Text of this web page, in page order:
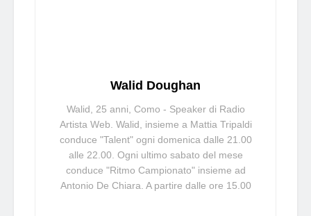
Walid Doughan
Walid, 25 anni, Como - Speaker di Radio
Artista Web. Walid, insieme a Mattia Tripaldi
conduce "Talent" ogni domenica dalle 21.00
alle 22.00. Ogni ultimo sabato del mese
conduce "Ritmo Campionato" insieme ad
Antonio De Chiara. A partire dalle ore 15.00